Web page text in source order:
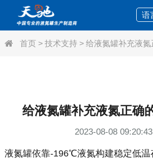
语
首页> 技术支持> 给液氮罐补充液
给液氮罐补充液氮正确
2023-08-08 09:20:43
液氮罐依靠-196℃液氮构建稳定低温